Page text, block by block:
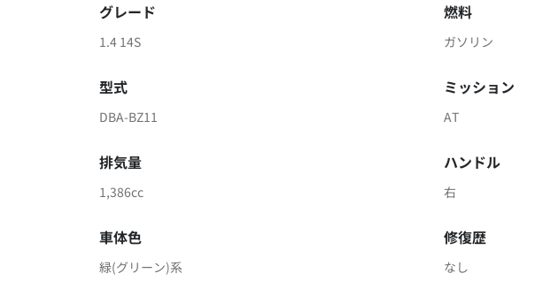
グレード
1.4 14S
燃料
ガソリン
型式
DBA-BZ11
ミッション
AT
排気量
1,386cc
ハンドル
右
車体色
緑(グリーン)系
修復歴
なし